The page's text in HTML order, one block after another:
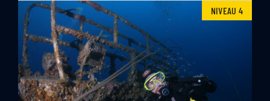
NIVEAU 4